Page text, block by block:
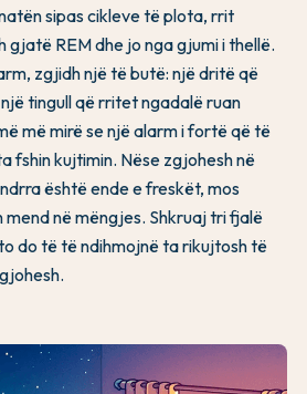
sipas cikleve të plota, rrit
gjatë REM dhe jo nga gjumi i thellë.
zgjidh një të butë: një dritë që
tingull që rritet ngadalë ruan
më mirë se një alarm i fortë që të
fshin kujtimin. Nëse zgjohesh në
është ende e freskët, mos
mend në mëngjes. Shkruaj tri fjalë
do të të ndihmojnë ta rikujtosh të